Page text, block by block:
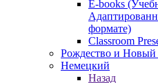
E-books
формате)
Classroom
Рождество и Новый
Немецкий
Назад